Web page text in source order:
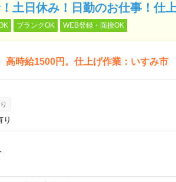
土日休み！日勤のお仕事！仕
ブランクOK WEB登録・面接OK
高時給1500円。仕上げ作業：いすみ市
り